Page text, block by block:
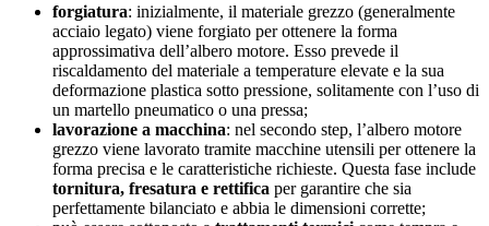
forgiatura: inizialmente, il materiale grezzo (generalmente
acciaio legato) viene forgiato per ottenere la forma
approssimativa dell’albero motore. Esso prevede il
riscaldamento del materiale a temperature elevate e la sua
deformazione plastica sotto pressione, solitamente con l’uso di
un martello pneumatico o una pressa;
lavorazione a macchina: nel secondo step, l’albero motore
grezzo viene lavorato tramite macchine utensili per ottenere la
forma precisa e le caratteristiche richieste. Questa fase include
tornitura, fresatura e rettifica per garantire che sia
perfettamente bilanciato e abbia le dimensioni corrette;